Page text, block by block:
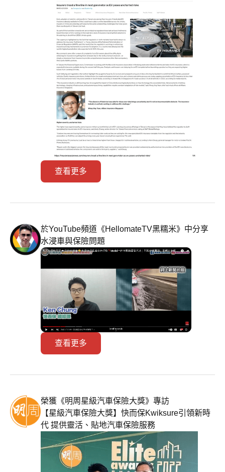
查看更多
於YouTube頻道《HellomateTV黑糯米》中分享
水浸車與保險問題
查看更多
榮獲《明周星級汽車保險大獎》專訪
【星級汽車保險大獎】快而保Kwiksure引領新時
代 提供靈活、貼地汽車保險服務